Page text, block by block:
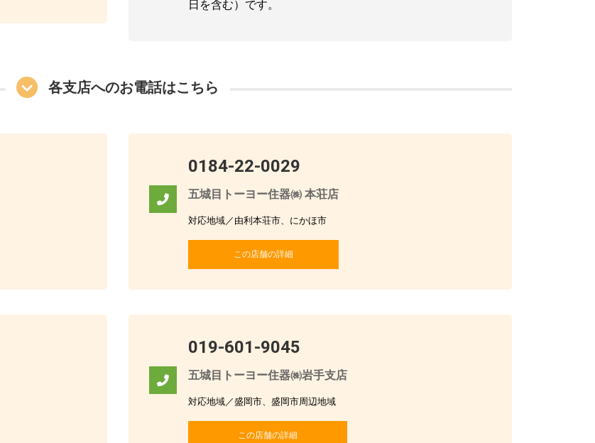
日を含む）です。
各支店へのお電話はこちら
0184-22-0029
五城目トーヨー住器㈱ 本荘店
対応地域／由利本荘市、にかほ市
この店舗の詳細
019-601-9045
五城目トーヨー住器㈱岩手支店
対応地域／盛岡市、盛岡市周辺地域
この店舗の詳細